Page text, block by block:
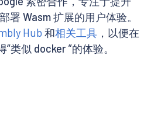
署 Wasm 扩展的用户体验。
Hub 和相关工具 ，以便在
类似 docker ”的体验。